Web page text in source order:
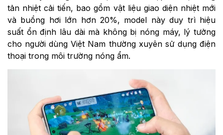
tản nhiệt cải tiến, bao gồm vật liệu giao diện nhiệt mới
và buồng hơi lớn hơn 20%, model này duy trì hiệu
suất ổn định lâu dài mà không bị nóng máy, lý tưởng
cho người dùng Việt Nam thường xuyên sử dụng điện
thoại trong môi trường nóng ẩm.